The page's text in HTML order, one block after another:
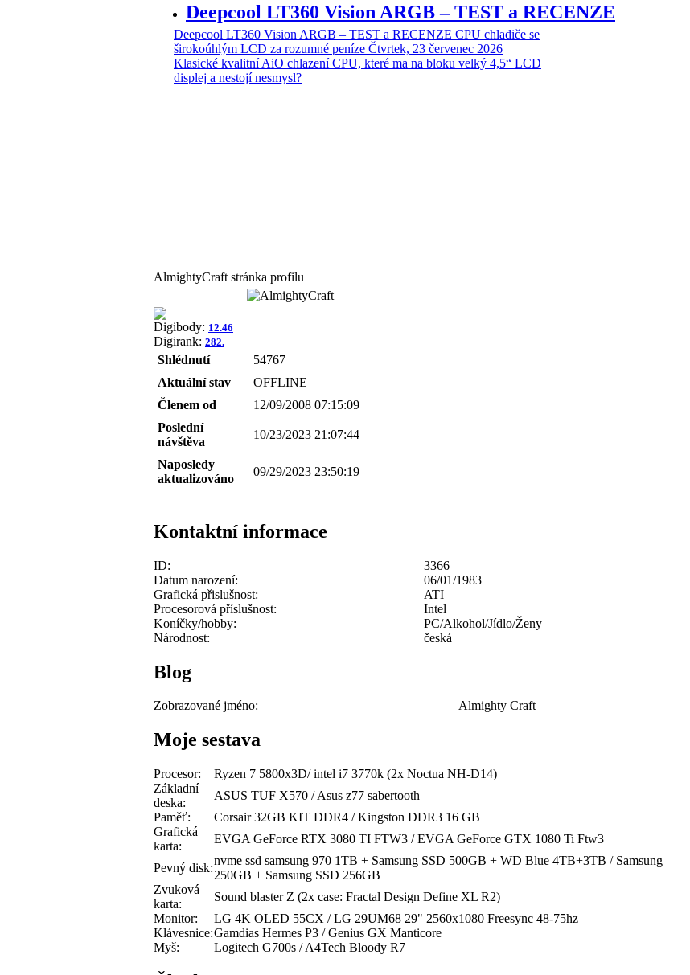
Deepcool LT360 Vision ARGB – TEST a RECENZE
Deepcool LT360 Vision ARGB – TEST a RECENZE CPU chladiče se
širokoúhlým LCD za rozumné peníze Čtvrtek, 23 červenec 2026
Klasické kvalitní AiO chlazení CPU, které ma na bloku velký 4,5“ LCD
displej a nestojí nesmysl?
AlmightyCraft stránka profilu
Digibody: 12.46
Digirank: 282.
Shlédnutí
54767
Aktuální stav
OFFLINE
Členem od
12/09/2008 07:15:09
Poslední
návštěva
10/23/2023 21:07:44
Naposledy
aktualizováno
09/29/2023 23:50:19
Kontaktní informace
ID:
3366
Datum narození:
06/01/1983
Grafická přislušnost:
ATI
Procesorová příslušnost:
Intel
Koníčky/hobby:
PC/Alkohol/Jídlo/Ženy
Národnost:
česká
Blog
Zobrazované jméno: Almighty Craft
Moje sestava
Procesor:
Ryzen 7 5800x3D/ intel i7 3770k (2x Noctua NH-D14)
Základní
deska:
ASUS TUF X570 / Asus z77 sabertooth
Paměť:
Corsair 32GB KIT DDR4 / Kingston DDR3 16 GB
Grafická
karta:
EVGA GeForce RTX 3080 TI FTW3 / EVGA GeForce GTX 1080 Ti Ftw3
Pevný disk:
nvme ssd samsung 970 1TB + Samsung SSD 500GB + WD Blue 4TB+3TB / Samsung
250GB + Samsung SSD 256GB
Zvuková
karta:
Sound blaster Z (2x case: Fractal Design Define XL R2)
Monitor:
LG 4K OLED 55CX / LG 29UM68 29" 2560x1080 Freesync 48-75hz
Klávesnice:Gamdias Hermes P3 / Genius GX Manticore
Myš:
Logitech G700s / A4Tech Bloody R7